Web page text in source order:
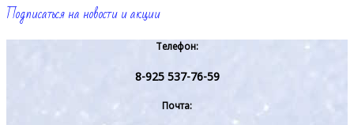
Подписаться на новости и акции
Телефон:
8-925 537-76-59
Почта: